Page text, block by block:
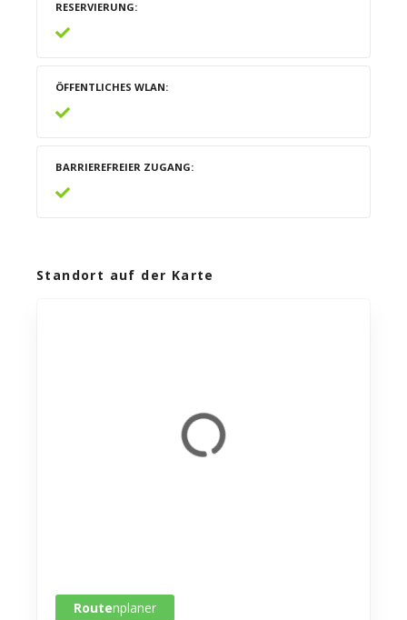
RESERVIERUNG
ÖFFENTLICHES WLAN
BARRIEREFREIER ZUGANG
Standort auf der Karte
Routenplaner